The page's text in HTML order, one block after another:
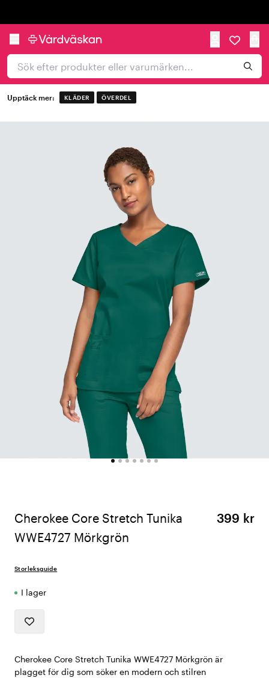
Upptäck mer: KLÄDER ÖVERDEL
Cherokee Core Stretch Tunika
WWE4727 Mörkgrön
399 kr
Storleksguide
I lager
Cherokee Core Stretch Tunika WWE4727 Mörkgrön är
plagget för dig som söker en modern och stilren